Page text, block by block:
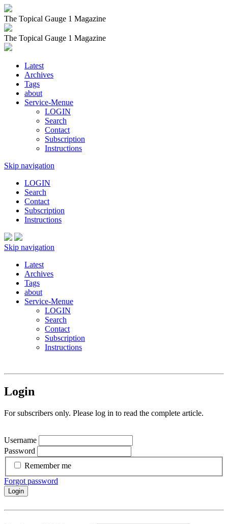
The Topical Gauge 1 Magazine
The Topical Gauge 1 Magazine
Latest
Archives
Tags
about
Service-Menue
LOGIN
Search
Contact
Subscription
Instructions
Skip navigation
LOGIN
Search
Contact
Subscription
Instructions
Skip navigation
Latest
Archives
Tags
about
Service-Menue
LOGIN
Search
Contact
Subscription
Instructions
Login
For subscribers only. Please log in to read the complete article.
Username
Password
Remember me
Forgot password
Login